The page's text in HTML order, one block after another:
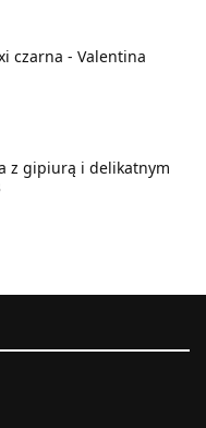
czarna - Valentina
z gipiurą i delikatnym